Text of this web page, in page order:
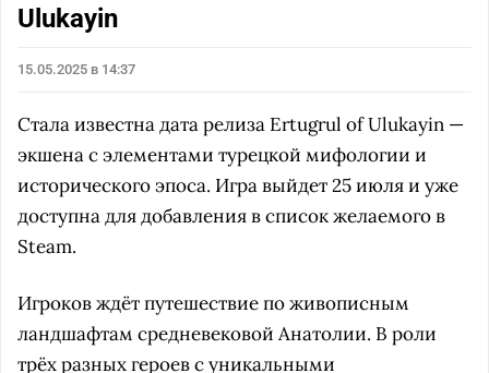
Ulukayin
15.05.2025 в 14:37
Стала известна дата релиза Ertugrul of Ulukayin —
экшена с элементами турецкой мифологии и
исторического эпоса. Игра выйдет 25 июля и уже
доступна для добавления в список желаемого в
Steam.
Игроков ждёт путешествие по живописным
ландшафтам средневековой Анатолии. В роли
трёх разных героев с уникальными